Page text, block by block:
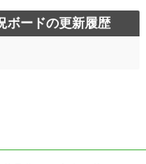
ボードの更新履歴